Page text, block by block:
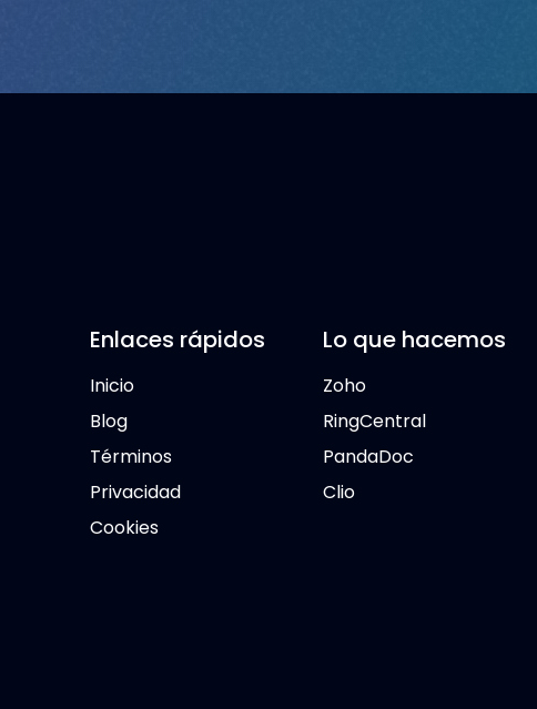
Enlaces rápidos
Inicio
Blog
Términos
Privacidad
Cookies
Lo que hacemos
Zoho
RingCentral
PandaDoc
Clio